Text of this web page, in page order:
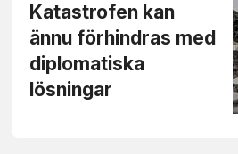
Katastrofen kan
ännu förhindras med
diplomatiska
lösningar